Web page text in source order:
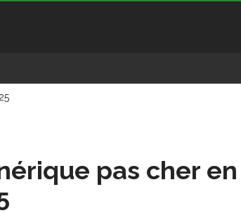
pas cher en